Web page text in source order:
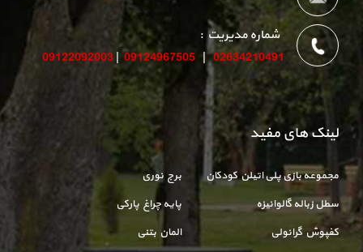
شماره مدیریت :
02634210491
|
09124967505
|
09122092003
لینک های مفید
مجموعه بازی پلی اتیلن کودکان
برج نوری
سطل زباله گالوانیزه
پایه چراغ پارکی
کفپوش گرانولی
المان بتنی